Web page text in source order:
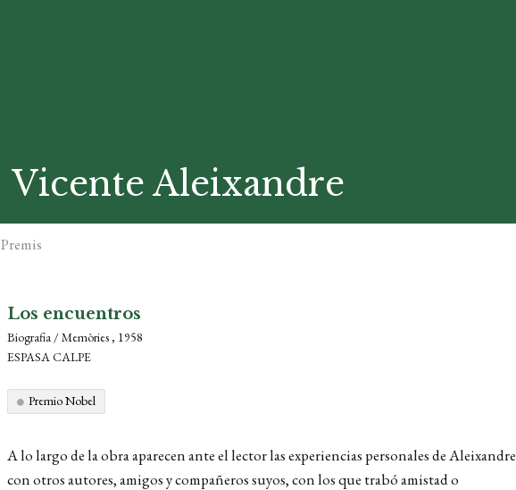
Vicente Aleixandre
Premis
Los encuentros
Biografia / Memòries , 1958
ESPASA CALPE
Premio Nobel
A lo largo de la obra aparecen ante el lector las experiencias personales de Aleixandre
con otros autores, amigos y compañeros suyos, con los que trabó amistad o